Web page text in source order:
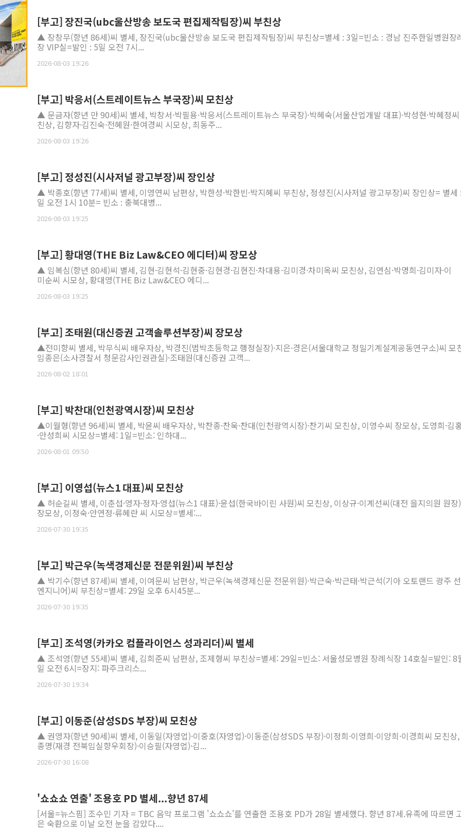
[부고] 장진국(ubc울산방송 보도국 편집제작팀장)씨 부친상
▲ 장창무(향년 86세)씨 별세, 장진국(ubc울산방송 보도국 편집제작팀장)씨 부친상=별세 : 3일=빈소 : 경남 진주한일병원장
장 VIP실=발인 : 5일 오전 7시...
2026-08-03 19:26
[부고] 박응서(스트레이트뉴스 부국장)씨 모친상
▲ 문금자(향년 만 90세)씨 별세, 박창서·박필용·박응서(스트레이트뉴스 부국장)·박혜숙(서울산업개발 대표)·박성현·박혜정
친상, 김향자·김진숙·전혜원·한여경씨 시모상, 최동주...
2026-08-03 19:26
[부고] 정성진(시사저널 광고부장)씨 장인상
▲ 박종호(향년 77세)씨 별세, 이영연씨 남편상, 박한성·박한빈·박지혜씨 부친상, 정성진(시사저널 광고부장)씨 장인상= 별세
일 오전 1시 10분= 빈소 : 충북대병...
2026-08-03 19:25
[부고] 황대영(THE Biz Law&CEO 에디터)씨 장모상
▲ 임복심(향년 80세)씨 별세, 김현·김현석·김현중·김현경·김현진·차대용·김미경·차미옥씨 모친상, 김연심·박명희·김미자·이
미순씨 시모상, 황대영(THE Biz Law&CEO 에디...
2026-08-03 19:25
[부고] 조태원(대신증권 고객솔루션부장)씨 장모상
▲전미향씨 별세, 박무식씨 배우자상, 박경진(범박초등학교 행정실장)·지은·경은(서울대학교 정밀기계설계공동연구소)씨 모
임종은(소사경찰서 청문감사인권관실)·조태원(대신증권 고객...
2026-08-02 18:01
[부고] 박찬대(인천광역시장)씨 모친상
▲이월형(향년 96세)씨 별세, 박윤씨 배우자상, 박찬종·찬욱·찬대(인천광역시장)·찬기씨 모친상, 이영수씨 장모상, 도영희·김
·안성희씨 시모상=별세: 1일=빈소: 인하대...
2026-08-01 09:50
[부고] 이영섭(뉴스1 대표)씨 모친상
▲ 허순길씨 별세, 이춘섭·영자·정자·영섭(뉴스1 대표)·윤섭(한국바이린 사원)씨 모친상, 이상규·이계선씨(대전 을지의원 원장)
장모상, 이정숙·안연정·류혜란 씨 시모상=별세:...
2026-07-30 19:35
[부고] 박근우(녹색경제신문 전문위원)씨 부친상
▲ 박기수(향년 87세)씨 별세, 이여문씨 남편상, 박근우(녹색경제신문 전문위원)·박근숙·박근태·박근석(기아 오토랜드 광주
엔지니어)씨 부친상=별세: 29일 오후 6시45분...
2026-07-30 19:35
[부고] 조석영(카카오 컴플라이언스 성과리더)씨 별세
▲ 조석영(향년 55세)씨 별세, 김희준씨 남편상, 조제형씨 부친상=별세: 29일=빈소: 서울성모병원 장례식장 14호실=발인: 8
일 오전 6시=장지: 파주크리스...
2026-07-30 19:34
[부고] 이동준(삼성SDS 부장)씨 모친상
▲ 권영자(향년 90세)씨 별세, 이동일(자영업)·이중호(자영업)·이동준(삼성SDS 부장)·이정희·이영희·이양희·이경희씨 모친상
종명(재경 전북임실향우회장)·이승필(자영업)·김...
2026-07-30 16:08
'쇼쇼쇼 연출' 조용호 PD 별세...향년 87세
[서울=뉴스핌] 조수민 기자 = TBC 음악 프로그램 '쇼쇼쇼'를 연출한 조용호 PD가 28일 별세했다. 향년 87세.유족에 따르면
은 숙환으로 이날 오전 눈을 감았다....